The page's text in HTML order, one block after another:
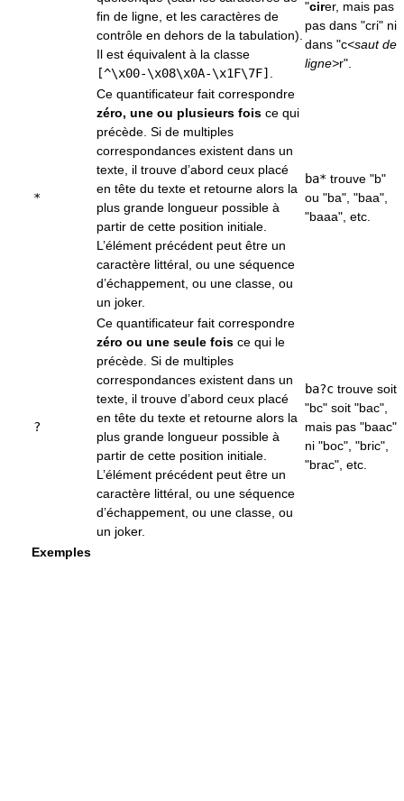
fin de ligne, et les caractères de
contrôle en dehors de la tabulation).
Il est équivalent à la classe
[^\x00-\x08\x0A-\x1F\7F] .
"cirer, mais pas
pas dans "cri" ni
dans "c<saut de
ligne>r".
*
Ce quantificateur fait correspondre
zéro, une ou plusieurs fois ce qui
précède. Si de multiples
correspondances existent dans un
texte, il trouve d’abord ceux placé
en tête du texte et retourne alors la
plus grande longueur possible à
partir de cette position initiale.
L’élément précédent peut être un
caractère littéral, ou une séquence
d’échappement, ou une classe, ou
un joker.
ba* trouve "b"
ou "ba", "baa",
"baaa", etc.
?
Ce quantificateur fait correspondre
zéro ou une seule fois ce qui le
précède. Si de multiples
correspondances existent dans un
texte, il trouve d’abord ceux placé
en tête du texte et retourne alors la
plus grande longueur possible à
partir de cette position initiale.
L’élément précédent peut être un
caractère littéral, ou une séquence
d’échappement, ou une classe, ou
un joker.
ba?c trouve soit
"bc" soit "bac",
mais pas "baac"
ni "boc", "bric",
"brac", etc.
Exemples